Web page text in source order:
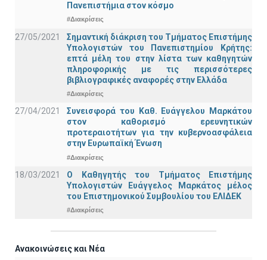
Πανεπιστήμια στον κόσμο
#Διακρίσεις
27/05/2021
Σημαντική διάκριση του Τμήματος Επιστήμης
Υπολογιστών του Πανεπιστημίου Κρήτης:
επτά μέλη του στην λίστα των καθηγητών
πληροφορικής με τις περισσότερες
βιβλιογραφικές αναφορές στην Ελλάδα
#Διακρίσεις
27/04/2021
Συνεισφορά του Καθ. Ευάγγελου Μαρκάτου
στον καθορισμό ερευνητικών
προτεραιοτήτων για την κυβερνοασφάλεια
στην Ευρωπαϊκή Ένωση
#Διακρίσεις
18/03/2021
Ο Καθηγητής του Τμήματος Επιστήμης
Υπολογιστών Ευάγγελος Μαρκάτος μέλος
του Επιστημονικού Συμβουλίου του ΕΛΙΔΕΚ
#Διακρίσεις
Ανακοινώσεις και Νέα